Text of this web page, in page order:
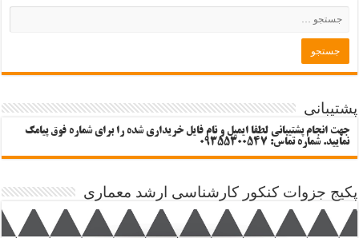
پشتیبانی
جهت انجام پشتیبانی لطفا ایمیل و نام فایل خریداری شده را برای شماره فوق پیامک
نمایید. شماره تماس: 09355300547
پکیج جزوات کنکور کارشناسی ارشد معماری